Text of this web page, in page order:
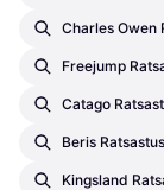
Charles Owen
Freejump
Catago
Beris Ratsastus
Kingsland